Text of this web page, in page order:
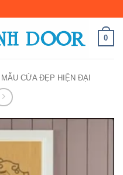
0
MẪU CỬA ĐẸP HIỆN ĐẠI